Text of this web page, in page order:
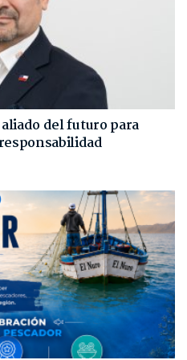
del futuro para